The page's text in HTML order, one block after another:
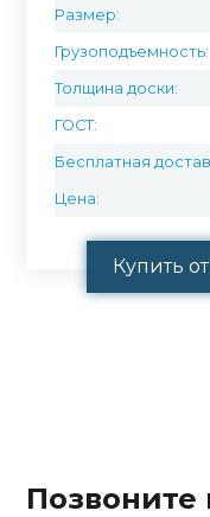
Размер:
Грузоподъемность:
Толщина доски:
ГОСТ:
Бесплатная
Цена:
Купить